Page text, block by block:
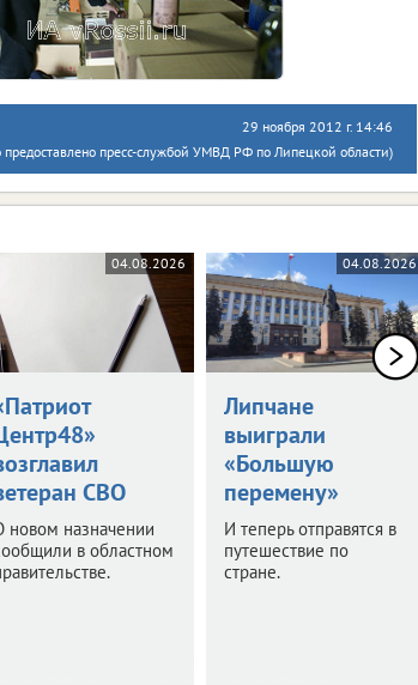
29 ноября 2012 г. 14:46
пресс-службой УМВД РФ по Липецкой области)
04.08.2026
СВО
новом назначении
в областном
04.08.2026
Липчане
выиграли
«Большую
перемену»
И теперь отправятся в
путешествие по
стране.